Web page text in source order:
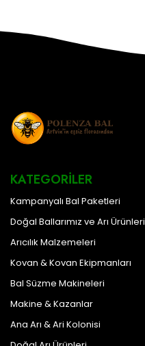
KATEGORILER
Kampanyalı Bal Paketleri
Doğal Ballarımız ve Arı Ürünleri
Arıcılık Malzemeleri
Kovan & Kovan Ekipmanları
Bal Süzme Makineleri
Makine & Kazanlar
Ana Arı & Ari Kolonisi